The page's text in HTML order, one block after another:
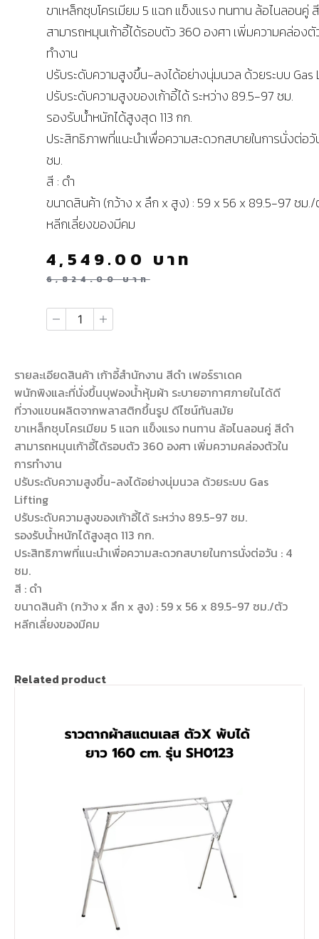
ขาเหล็กชุบโครเมียม 5 แฉก แข็งแรง ทนทาน ล้อไนลอนคู่
สามารถหมุนเก้าอี้ได้รอบตัว 360 องศา เพิ่มความคล่องตั
ทำงาน
ปรับระดับความสูงขึ้น-ลงได้อย่างนุ่มนวล ด้วยระบบ Gas
ปรับระดับความสูงของเก้าอี้ได้ ระหว่าง 89.5-97 ซม.
รองรับน้ำหนักได้สูงสุด 113 กก.
ประสิทธิภาพที่แนะนำเพื่อความสะดวกสบายในการนั่งต่อวั
ชม.
สี : ดำ
ขนาดสินค้า (กว้าง x ลึก x สูง) : 59 x 56 x 89.5-97 ซม
หลีกเลี่ยงของมีคม
6,824.00บาท
4,549.00 บาท
รายละเอียดสินค้า เก้าอี้สำนักงาน สีดำ เฟอร์ราเดค
พนักพิงและที่นั่งขึ้นบุฟองน้ำหุ้มผ้า ระบายอากาศภายในได้ดี
ที่วางแขนผลิตจากพลาสติกขึ้นรูป ดีไซน์ทันสมัย
ขาเหล็กชุบโครเมียม 5 แฉก แข็งแรง ทนทาน ล้อไนลอนคู่ สีดำ
สามารถหมุนเก้าอี้ได้รอบตัว 360 องศา เพิ่มความคล่องตัวใน
การทำงาน
ปรับระดับความสูงขึ้น-ลงได้อย่างนุ่มนวล ด้วยระบบ Gas
Lifting
ปรับระดับความสูงของเก้าอี้ได้ ระหว่าง 89.5-97 ซม.
รองรับน้ำหนักได้สูงสุด 113 กก.
ประสิทธิภาพที่แนะนำเพื่อความสะดวกสบายในการนั่งต่อวัน : 4
ชม.
สี : ดำ
ขนาดสินค้า (กว้าง x ลึก x สูง) : 59 x 56 x 89.5-97 ซม./ตัว
หลีกเลี่ยงของมีคม
Related product